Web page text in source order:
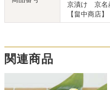
京漬け 京
【畠中商店】
関連商品